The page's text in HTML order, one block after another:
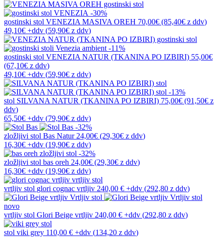
-30%
gostinski stol VENEZIA MASIVA OREH 70,00€ (85,40€ z ddv)
49,10€ +ddv (59,90€ z ddv)
-11%
gostinski stol VENEZIA NATUR (TKANINA PO IZBIRI) 55,00€
(67,10€ z ddv)
49,10€ +ddv (59,90€ z ddv)
-13%
stol SILVANA NATUR (TKANINA PO IZBIRI) 75,00€ (91,50€ z
ddv)
65,50€ +ddv (79,90€ z ddv)
-32%
zložljivi stol Bas Natur 24,00€ (29,30€ z ddv)
16,30€ +ddv (19,90€ z ddv)
-32%
zložljivi stol bas oreh 24,00€ (29,30€ z ddv)
16,30€ +ddv (19,90€ z ddv)
vrtljiv stol glori cognac vrtljiv 240,00 € +ddv (292,80 z ddv)
novo
vrtljiv stol Glori Beige vrtljiv 240,00 € +ddv (292,80 z ddv)
stol viki grey 110,00 € +ddv (134,20 z ddv)